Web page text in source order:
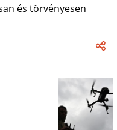
és törvényesen